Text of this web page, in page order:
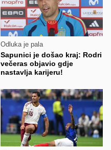
Odluka je pala
Sapunici je došao kraj: Rodri
večeras objavio gdje
nastavlja karijeru!